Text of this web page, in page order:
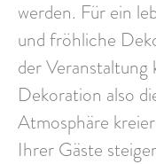
werden. Für ein
und fröhliche
der Veranstaltung
Dekoration also
Atmosphäre
Ihrer Gäste